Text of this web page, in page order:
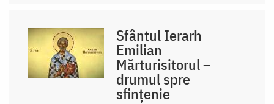
Sfântul Ierarh
Emilian
Mărturisitorul –
drumul spre
sfințenie